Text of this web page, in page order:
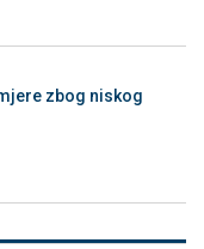
zbog niskog